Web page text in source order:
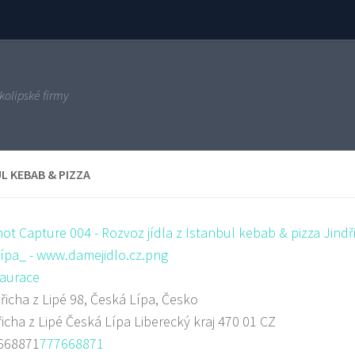
firmy
KEBAB & PIZZA
z Lipé 98, Česká Lípa, Česko
z Lipé Česká Lípa Liberecký kraj 470 01 CZ
777668871